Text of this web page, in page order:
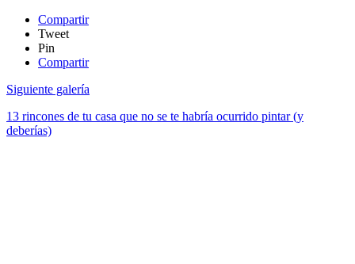
Compartir
Tweet
Pin
Compartir
Siguiente galería
13 rincones de tu casa que no se te habría ocurrido pintar (y
deberías)